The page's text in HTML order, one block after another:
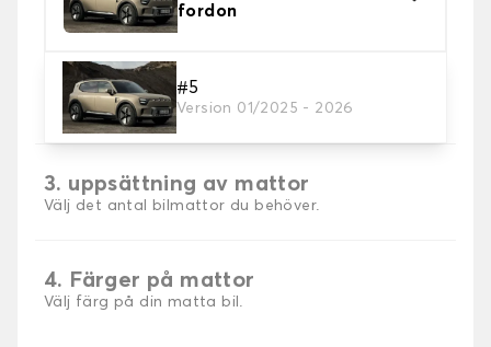
fordon
#5
Version 01/2025 - 2026
2. Material
Välj material för din bilmatta.
3. uppsättning av mattor
Välj det antal bilmattor du behöver.
4. Färger på mattor
Välj färg på din matta bil.